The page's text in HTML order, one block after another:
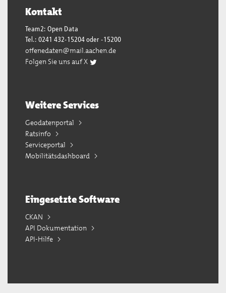
Kontakt
Team2: Open Data
Tel.: 0241 432-15204 oder -15200
offenedaten@mail.aachen.de
Folgen Sie uns auf X
Weitere Services
Geodatenportal
Ratsinfo
Serviceportal
Mobilitätsdashboard
Eingesetzte Software
CKAN
API Dokumentation
API-Hilfe